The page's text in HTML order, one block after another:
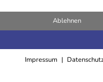
Ablehnen
Impressum